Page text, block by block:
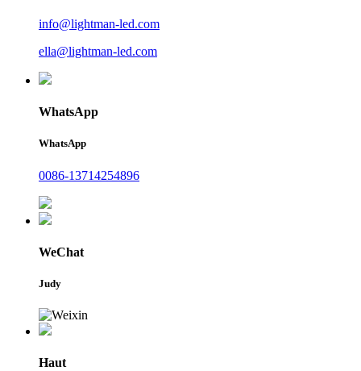
info@lightman-led.com
ella@lightman-led.com
WhatsApp
WhatsApp
0086-13714254896
WeChat
Judy
Haut